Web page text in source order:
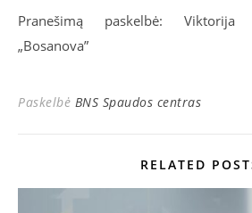
Pranešimą paskelbė: Viktorija
„Bosanova”
Paskelbė BNS Spaudos centras
RELATED